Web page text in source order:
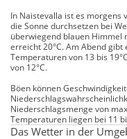
In Naistevalla ist es morgens
die Sonne durchsetzen bei
überwiegend blauen Himmel
erreicht 20°C. Am Abend
Temperaturen von 13 bis
von 12°C.
Böen können
Niederschlagsmenge von
Temperaturen liegen bei 11
Das Wetter in der